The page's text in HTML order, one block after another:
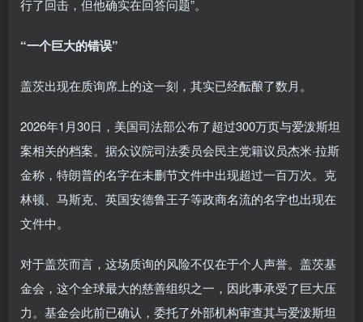
行了回击，但他确实在回答问题”。
“一个巨大的错误”
盖茨出现在质询席上的这一刻，其实已经酝酿了数月。
2026年1月30日，美国司法部公布了超过300万页与爱泼斯坦
案相关的档案。据众议院司法委员会民主党籍议员杰米·拉斯
金称，特朗普的名字在未删节文件中出现超过一百万次。克
林顿、马斯克、英国安德鲁王子等政商名流的名字也出现在
文件中。
对于盖茨而言，这场质询的风险不仅在于个人声誉。盖茨基
金会，这个全球最大的慈善组织之一，因此事承受了巨大压
力。基金会此前已确认，委托了外部机构审查其与爱泼斯坦